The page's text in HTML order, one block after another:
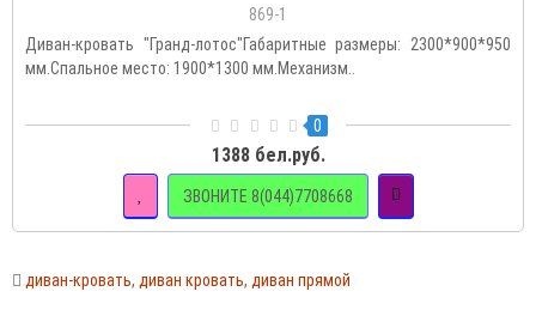
869-1
Диван-кровать "Гранд-лотос"Габаритные размеры: 2300*900*950
мм.Спальное место: 1900*1300 мм.Механизм..
0
1388 бел.руб.
ЗВОНИТЕ 8(044)7708668
диван-кровать, диван кровать, диван прямой